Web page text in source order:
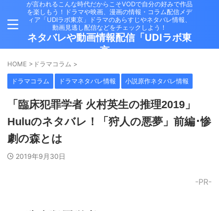
が言われるこんな時代だからこそVODで自分の好みで作品
を楽しもう！ドラマや映画、漫画の情報・コラム配信メデ
ィア「UDIラボ東京」ドラマのあらすじやネタバレ情報、
動画見逃し配信などをチェックしよう！
ネタバレや動画情報配信「UDIラボ東
京」
HOME > ドラマコラム >
ドラマコラム ドラマネタバレ情報 小説原作ネタバレ情報
「臨床犯罪学者 火村英生の推理2019」
Huluのネタバレ！「狩人の悪夢」前編･惨
劇の森とは
2019年9月30日
-PR-